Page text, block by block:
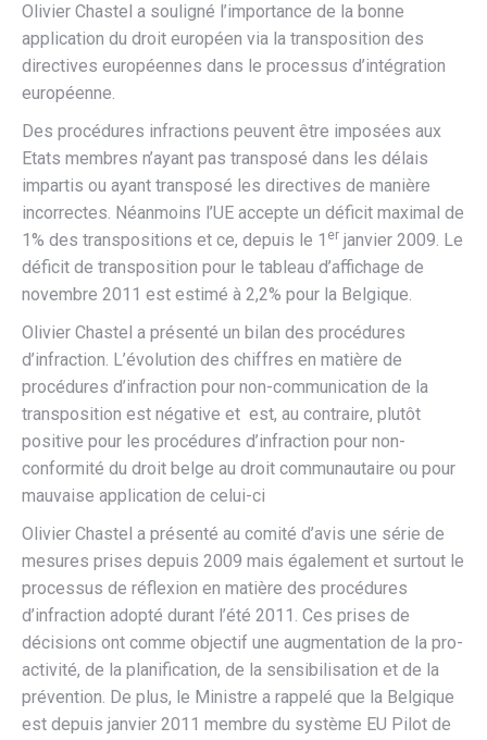
Olivier Chastel a souligné l’importance de la bonne
application du droit européen via la transposition des
directives européennes dans le processus d’intégration
européenne.
Des procédures infractions peuvent être imposées aux
Etats membres n’ayant pas transposé dans les délais
impartis ou ayant transposé les directives de manière
incorrectes. Néanmoins l’UE accepte un déficit maximal de
1% des transpositions et ce, depuis le 1 er janvier 2009. Le
déficit de transposition pour le tableau d’affichage de
novembre 2011 est estimé à 2,2% pour la Belgique.
Olivier Chastel a présenté un bilan des procédures
d’infraction. L’évolution des chiffres en matière de
procédures d’infraction pour non-communication de la
transposition est négative et est, au contraire, plutôt
positive pour les procédures d’infraction pour non-
conformité du droit belge au droit communautaire ou pour
mauvaise application de celui-ci
Olivier Chastel a présenté au comité d’avis une série de
mesures prises depuis 2009 mais également et surtout le
processus de réflexion en matière des procédures
d’infraction adopté durant l’été 2011. Ces prises de
décisions ont comme objectif une augmentation de la pro-
activité, de la planification, de la sensibilisation et de la
prévention. De plus, le Ministre a rappelé que la Belgique
est depuis janvier 2011 membre du système EU Pilot de